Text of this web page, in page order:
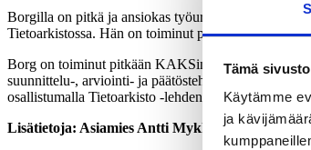
Tämä
Käytämme
ja
Borgilla on pitkä ja ansiokas työura
Tietoarkistossa. Hän on toiminut pitkään myös
Borg on toiminut pitkään KAKSin hankkeiden
suunnittelu-, arviointi- ja päätöstehtävissä. Lisäksi
osallistumalla Tietoarkisto -lehden toimitustyöhön.
Lisätietoja: Asiamies Antti Mykkänen, 0400-